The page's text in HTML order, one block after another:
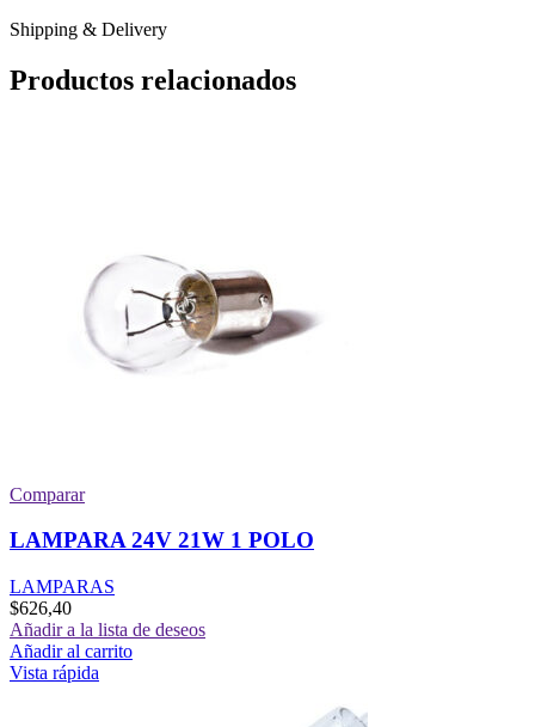
Shipping & Delivery
Productos relacionados
Comparar
LAMPARA 24V 21W 1 POLO
LAMPARAS
$626,40
Añadir a la lista de deseos
Añadir al carrito
Vista rápida